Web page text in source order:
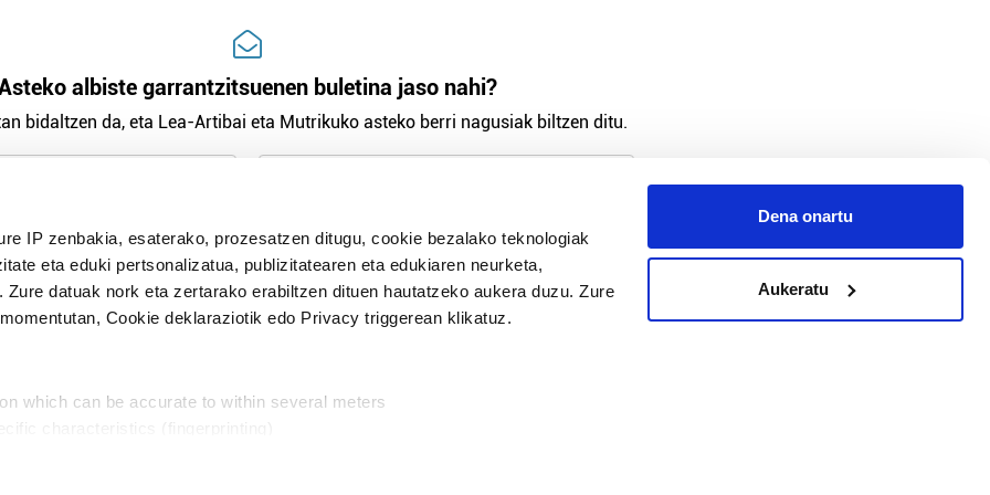
IP zenbakia, esaterako, prozesatzen ditugu, cookie bezalako teknologiak
eta eduki pertsonalizatua, publizitatearen eta edukiaren neurketa,
datuak nork eta zertarako erabiltzen dituen hautatzeko aukera duzu. Zure
Cookie deklaraziotik edo Privacy triggerean klikatuz.
which can be accurate to within several meters
Dena onartu
Aukeratu
albiste garrantzitsuenen buletina jaso nahi?
bidaltzen da, eta Lea-Artibai eta Mutrikuko asteko berri nagusiak biltzen ditu.
Harpidetu
modu librean kontatzea da gure eginkizuna. Horretarako zure ekarpena